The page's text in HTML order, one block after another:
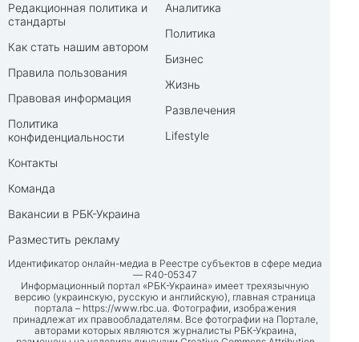
Редакционная политика и
стандарты
Как стать нашим автором
Правила пользования
Правовая информация
Политика
конфиденциальности
Контакты
Команда
Вакансии в РБК-Украина
Разместить рекламу
Аналитика
Политика
Бизнес
Жизнь
Развлечения
Lifestyle
Идентификатор онлайн-медиа в Реестре субъектов в сфере медиа
— R40-05347
Информационный портал «РБК-Украина» имеет трехязычную
версию (украинскую, русскую и английскую), главная страница
портала – https://www.rbc.ua. Фотографии, изображения
принадлежат их правообладателям. Все фотографии на Портале,
авторами которых являются журналисты РБК-Украина,